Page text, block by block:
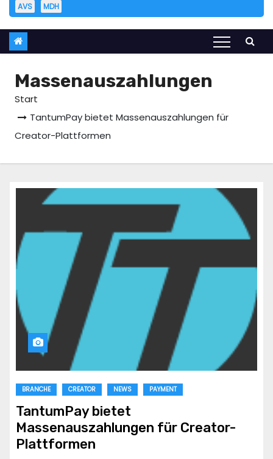
AVS
MDH
Massenauszahlungen
Start
TantumPay bietet Massenauszahlungen für
Creator-Plattformen
BRANCHE CREATOR NEWS PAYMENT
TantumPay bietet
Massenauszahlungen für Creator-
Plattformen